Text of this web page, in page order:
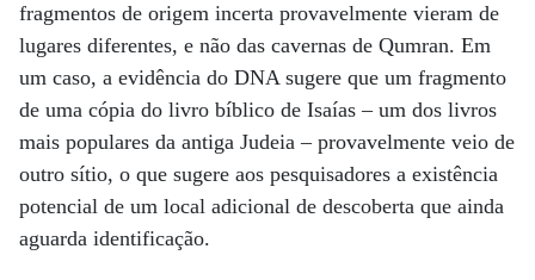
fragmentos de origem incerta provavelmente vieram de
lugares diferentes, e não das cavernas de Qumran. Em
um caso, a evidência do DNA sugere que um fragmento
de uma cópia do livro bíblico de Isaías – um dos livros
mais populares da antiga Judeia – provavelmente veio de
outro sítio, o que sugere aos pesquisadores a existência
potencial de um local adicional de descoberta que ainda
aguarda identificação.